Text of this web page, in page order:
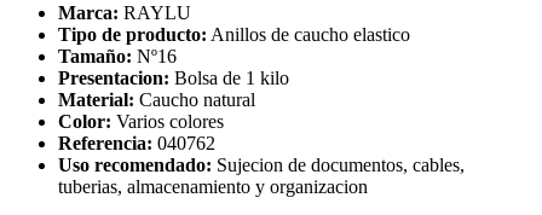
Marca: RAYLU
Tipo de producto: Anillos de caucho elastico
Tamaño: Nº16
Presentacion: Bolsa de 1 kilo
Material: Caucho natural
Color: Varios colores
Referencia: 040762
Uso recomendado: Sujecion de documentos, cables,
tuberias, almacenamiento y organizacion